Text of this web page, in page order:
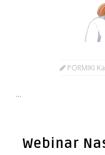
PORMIKI
...
Webinar